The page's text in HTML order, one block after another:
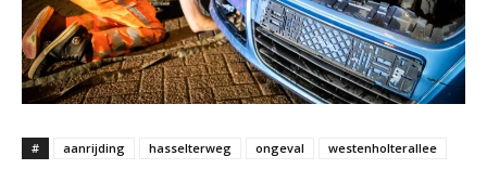
# aanrijding hasselterweg ongeval westenholterallee